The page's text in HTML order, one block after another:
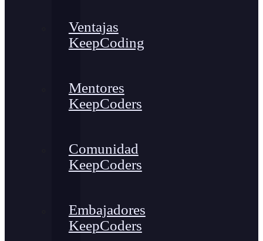
Ventajas
KeepCoding
Mentores
KeepCoders
Comunidad
KeepCoders
Embajadores
KeepCoders